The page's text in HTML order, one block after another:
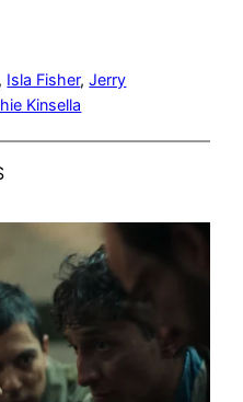
, Isla Fisher, Jerry
Kinsella